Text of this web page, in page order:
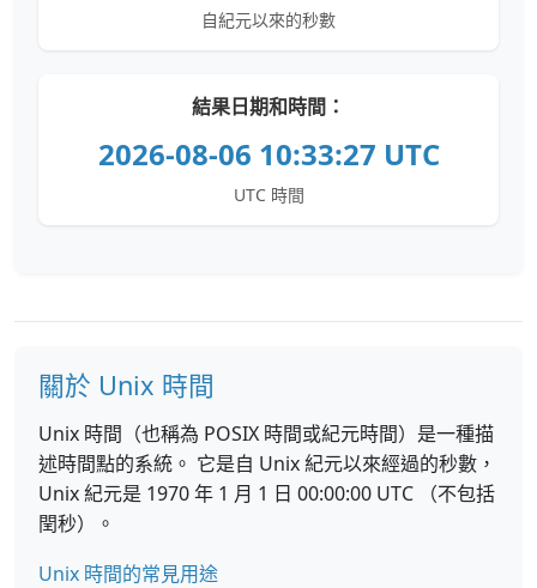
自紀元以來的秒數
結果日期和時間：
2026-08-06 10:33:27 UTC
UTC 時間
關於 Unix 時間
Unix 時間（也稱為 POSIX 時間或紀元時間）是一種描
述時間點的系統。 它是自 Unix 紀元以來經過的秒數，
Unix 紀元是 1970 年 1 月 1 日 00:00:00 UTC （不包括
閏秒）。
Unix 時間的常見用途